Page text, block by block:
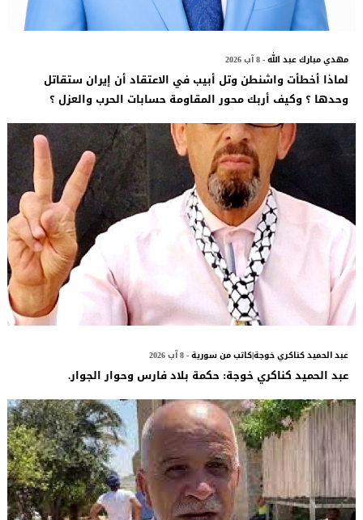
مهدي مبارك عبد الله- 8 آب 2026
لماذا أخطأت واشنطن وتل أبيب في الاعتقاد أن إيران ستقاتل
وحدها ؟ وكيف أربك محور المقاومة حسابات الحرب والعزل ؟
عبد الحميد كناكري خوجة|كاتب من سورية- 8 آب 2026
عبد الحميد كناكري خوجة: حكمة بلاد فارس وحوار الجوار.